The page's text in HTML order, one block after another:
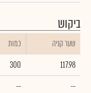
ביקוש
שער קניה כמות
117.98
300
--
--